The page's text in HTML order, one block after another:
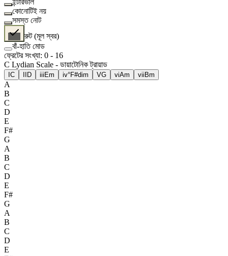
কোনোটিই নয়
সমস্ত নোট
রুট (মূল স্বর)
বাঁ-হাতি মোড
ফ্রেটের সংখ্যা: 0 - 16
C Lydian Scale - ডায়াটোনিক ট্রায়াড
C D iii Em iv°F#dim VG viAm vii Bm
A
B
C
D
E
F#
G
A
B
C
D
E
F#
G
A
B
C
D
E